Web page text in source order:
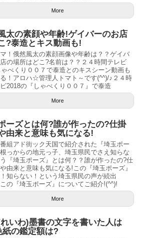
More
太の素顔や年齢!ゲイバーのお店
?泰造とキス動画も!
！俄然風太の素顔画像や年齢は？？ゲイバ
の場所はどこ?名前は？？２４時間テレビ
べくり００７で泰造とのキスシーン動画も
！アロハ☆管理人トマト～です(^^)/♪２４時
2018の『しゃべくり００７』で泰造
More
ーズとは何?誰が作ったの?仕掛
由来と意味も気になる!
組アド街ック天国で紹介された『埼玉ポー
っからの地元っ子、埼玉県民でさえ知らな
『埼玉ポーズ』とは何？？誰が作ったの?仕
由来と意味も気になる!この『埼玉ポーズ』
知らない！という埼玉県民の声が続出
この『埼玉ポーズ』についてご紹介!(^^)!
More
いわ)墨書の文字を書いた人は
紙の鑑定額は?